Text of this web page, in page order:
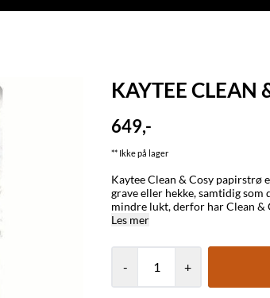
KAYTEE CLEAN
649,-
** Ikke på lager
Kaytee Clean & Cosy
grave eller hekke, samtidig
mindre lukt, derfor har Clean
Les mer
- +